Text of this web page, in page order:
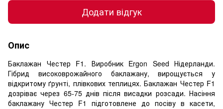
Додати відгук
Опис
Баклажан Честер F1. Виробник Ergon Seed Нідерланди.
Гібрид високоврожайного баклажану, вирощується у
відкритому ґрунті, плівкових теплицях. Баклажан Честер F1
дозріває через 65-75 днів після висадки розсади. Насіння
баклажану Честер F1 підготовлене до посіву в касети,